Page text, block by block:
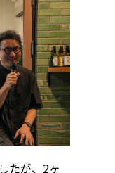
たが、2ヶ